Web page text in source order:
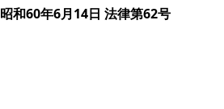
昭和60年6月14日 法律第62号